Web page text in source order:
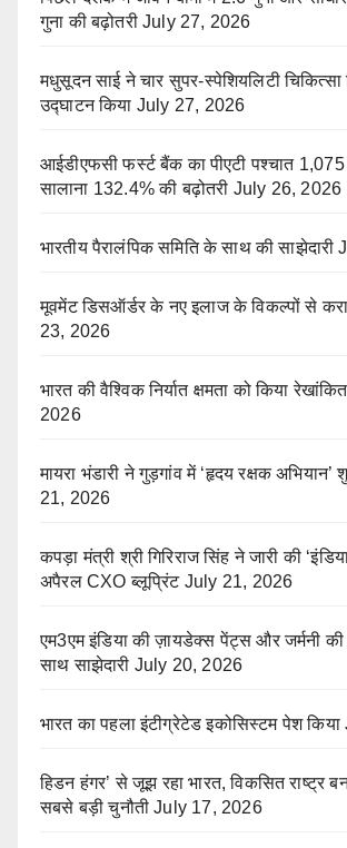
गुना की बढ़ोतरी July 27, 2026
मधुसूदन साई ने चार सुपर-स्पेशियलिटी चिकित्सा
उद्घाटन किया July 27, 2026
आईडीएफसी फर्स्ट बैंक का पीएटी पश्चात
सालाना 132.4% की बढ़ोतरी July 26, 2026
भारतीय पैरालंपिक समिति के साथ की साझेदारी
मूवमेंट डिसऑर्डर के नए इलाज के विकल्पों से
23, 2026
भारत की वैश्विक निर्यात क्षमता को किया रेखांकित
2026
मायरा भंडारी ने गुड़गांव में ‘हृदय रक्षक अभियान’
21, 2026
कपड़ा मंत्री श्री गिरिराज सिंह ने जारी की
अपैरल CXO ब्लूप्रिंट July 21, 2026
एम3एम इंडिया की ज़ायडेक्स पेंट्स और जर्मनी
साथ साझेदारी July 20, 2026
भारत का पहला इंटीग्रेटेड इकोसिस्टम पेश किया
हिडन हंगर’ से जूझ रहा भारत, विकसित राष्ट्र
सबसे बड़ी चुनौती July 17, 2026